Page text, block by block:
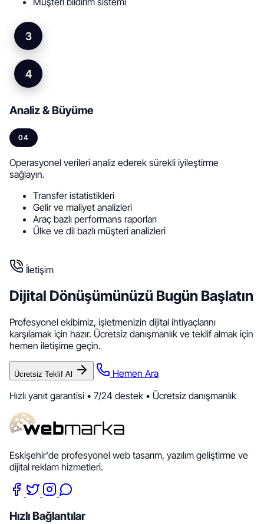
3
4
Analiz & Büyüme
04
Operasyonel verileri analiz ederek sürekli iyileştirme
sağlayın.
Transfer istatistikleri
Gelir ve maliyet analizleri
Araç bazlı performans raporları
Ülke ve dil bazlı müşteri analizleri
İletişim
Dijital Dönüşümünüzü Bugün Başlatın
Profesyonel ekibimiz, işletmenizin dijital ihtiyaçlarını
karşılamak için hazır. Ücretsiz danışmanlık ve teklif almak için
hemen iletişime geçin.
Ücretsiz Teklif Al
Hemen Ara
Hızlı yanıt garantisi • 7/24 destek • Ücretsiz danışmanlık
Eskişehir'de profesyonel web tasarım, yazılım geliştirme ve
dijital reklam hizmetleri.
Hızlı Bağlantılar